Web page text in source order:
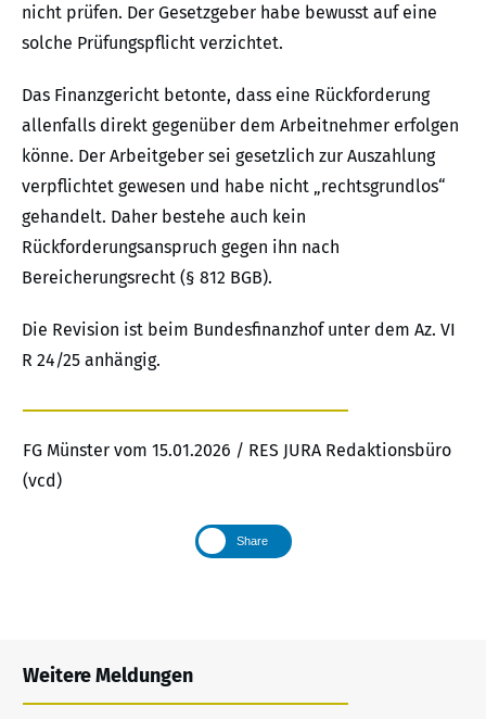
nicht prüfen. Der Gesetzgeber habe bewusst auf eine
solche Prüfungspflicht verzichtet.
Das Finanzgericht betonte, dass eine Rückforderung
allenfalls direkt gegenüber dem Arbeitnehmer erfolgen
könne. Der Arbeitgeber sei gesetzlich zur Auszahlung
verpflichtet gewesen und habe nicht „rechtsgrundlos“
gehandelt. Daher bestehe auch kein
Rückforderungsanspruch gegen ihn nach
Bereicherungsrecht (§ 812 BGB).
Die Revision ist beim Bundesfinanzhof unter dem Az. VI
R 24/25 anhängig.
FG Münster vom 15.01.2026 / RES JURA Redaktionsbüro
(vcd)
Share
Weitere Meldungen